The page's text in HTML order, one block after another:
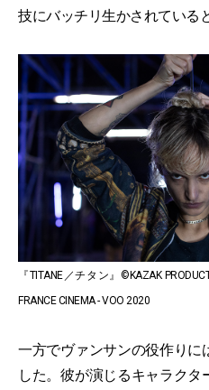
技にバッチリ生かされている
『TITANE／チタン』©KAZAK
FRANCE CINEMA - VOO 2020
一方でヴァンサンの役作りに
した。彼が演じるキャラク